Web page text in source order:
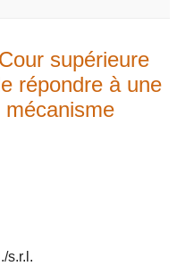
supérieure
répondre à une
s.r.l.